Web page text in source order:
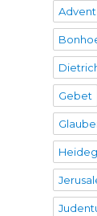
Advent
Gebet